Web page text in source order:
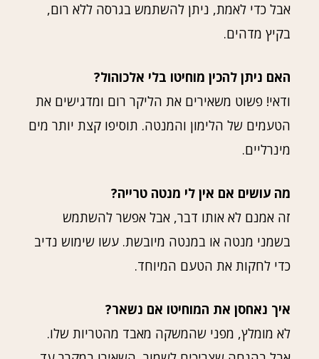
אבל כדי לאמת, ניתן להשתמש בגרסה ללא רום,
בקיץ מדהים.
האם ניתן להכין מוחיטו בלי אלכוהול?
ודאי! פשוט משאירים את הליקר רום ומדגישים את
הטעמים של הלימון והמנטה. תוסיפו קצת יותר מים
מינרליים.
מה עושים אם אין לי מנטה טרייה?
זה אמנם לא אותו דבר, אבל אפשר להשתמש
בשמני מנטה או במנטה מיובשת. עשו שימוש נדיב
כדי לחקות את הטעם המיוחד.
איך נאחסן את המוחיטו אם נשאר?
לא מומלץ, מפני שהמשקה מאבד מהטריות שלו.